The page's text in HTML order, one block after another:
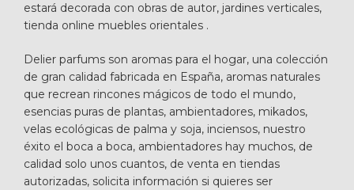
estará decorada con obras de autor, jardines verticales,
tienda online muebles orientales .
Delier parfums son aromas para el hogar, una colección
de gran calidad fabricada en España, aromas naturales
que recrean rincones mágicos de todo el mundo,
esencias puras de plantas, ambientadores, mikados,
velas ecológicas de palma y soja, inciensos, nuestro
éxito el boca a boca, ambientadores hay muchos, de
calidad solo unos cuantos, de venta en tiendas
autorizadas, solicita información si quieres ser